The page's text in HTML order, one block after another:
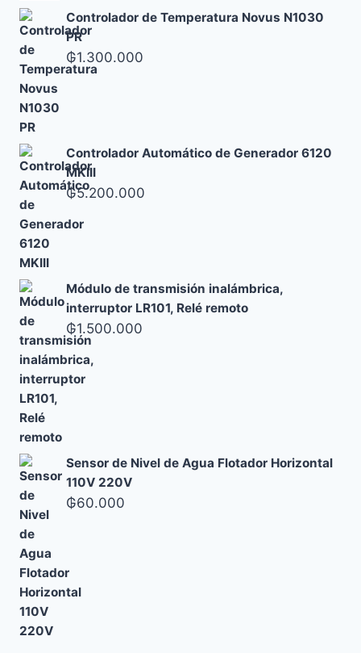
Controlador de Temperatura Novus N1030
PR
₲1.300.000
Controlador Automático de Generador 6120
MKIII
₲5.200.000
Módulo de transmisión inalámbrica,
interruptor LR101, Relé remoto
₲1.500.000
Sensor de Nivel de Agua Flotador Horizontal
110V 220V
₲60.000